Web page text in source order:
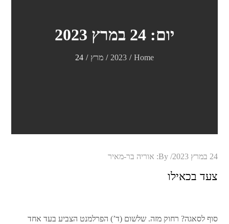
יום: 24 במרץ 2023
Home
2023 מרץ 24
Posted
24 במרץ 2023 By: אוריה בר-מאיר
צעד בכאילו
סוף לסאגה? רחוק מזה. שלשום (ד’) הפרלמנט הצביע בעד אחד